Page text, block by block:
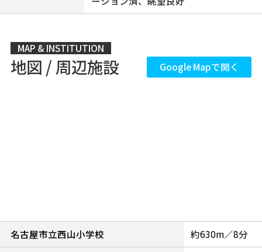
MAP & INSTITUTION
地図 / 周辺施設 Google Mapで開く
名古屋市立西山小学校 約630m／8分